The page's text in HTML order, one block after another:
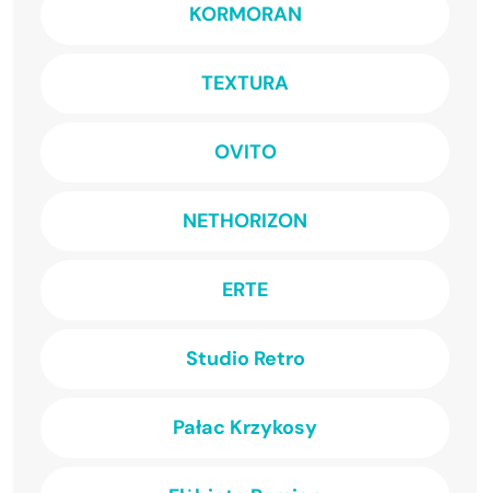
KORMORAN
TEXTURA
OVITO
NETHORIZON
ERTE
Studio Retro
Pałac Krzykosy